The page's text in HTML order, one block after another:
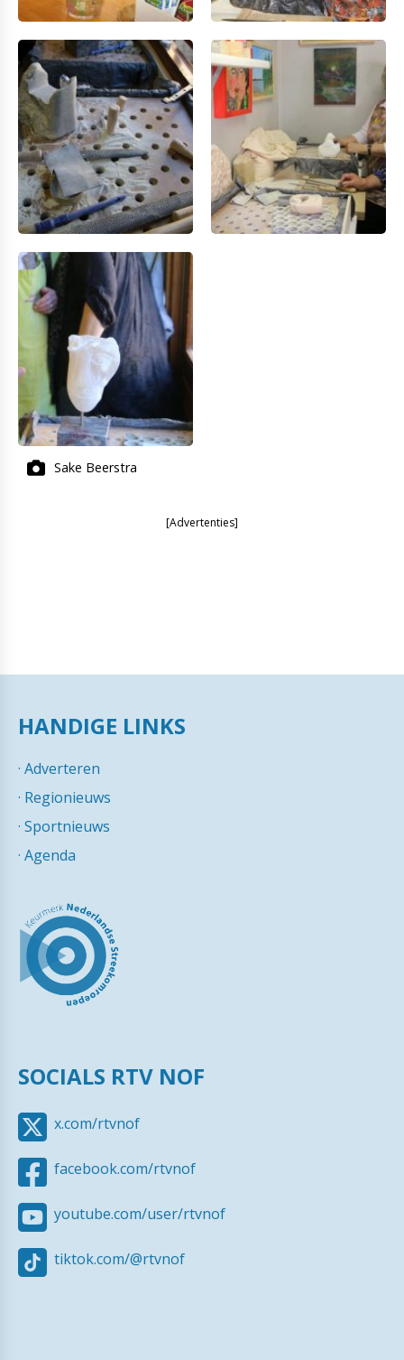
Sake Beerstra
[Advertenties]
HANDIGE LINKS
· Adverteren
· Regionieuws
· Sportnieuws
· Agenda
SOCIALS RTV NOF
x.com/rtvnof
facebook.com/rtvnof
youtube.com/user/rtvnof
tiktok.com/@rtvnof